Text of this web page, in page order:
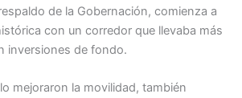
de la Gobernación, comienza a
con un corredor que llevaba más
inversiones de fondo.
mejoraron la movilidad, también